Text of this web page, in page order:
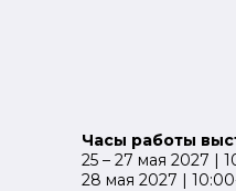
Часы работы
25 – 27 мая 2027 |
28 мая 2027 |